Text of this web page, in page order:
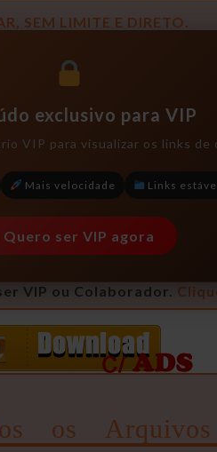
SEM LIMITE E DIRETO.
exclusivo para VIP
VIP para visualizar os links de
Mais velocidade Links
Quero ser VIP agora
VIP ou Colaborador.
os Arquivos